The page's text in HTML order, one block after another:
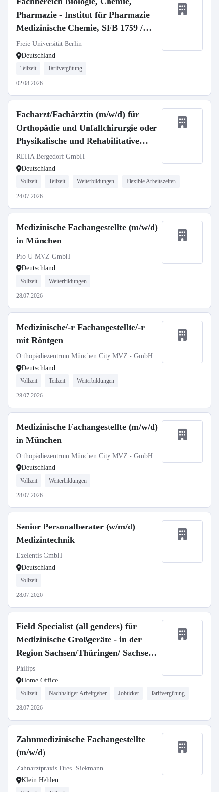
Pharmazie - Institut für Pharmazie
Medizinische Chemie, SFB 1759 /
Medicinal Chemistry, SFB 1759
Freie Universität Berlin
Deutschland
Teilzeit Tarifvergütung
02.08.2026
Facharzt/Fachärztin (m/w/d) für
Orthopädie und Unfallchirurgie oder
Physikalische und Rehabilitative
Medizin
REHA Bergedorf GmbH
Deutschland
Vollzeit Teilzeit Weiterbildungen Flexible Arbeitszeiten
24.07.2026
Medizinische Fachangestellte (m/w/d)
in München
Pro U MVZ GmbH
Deutschland
Vollzeit Weiterbildungen
28.07.2026
Medizinische/-r Fachangestellte/-r
mit Röntgen
Orthopädiezentrum München City MVZ - GmbH
Deutschland
Vollzeit Teilzeit Weiterbildungen
28.07.2026
Medizinische Fachangestellte (m/w/d)
in München
Orthopädiezentrum München City MVZ - GmbH
Deutschland
Vollzeit Weiterbildungen
28.07.2026
Senior Personalberater (w/m/d)
Medizintechnik
Exelentis GmbH
Deutschland
Vollzeit
28.07.2026
Field Specialist (all genders) für
Medizinische Großgeräte - in der
Region Sachsen/Thüringen/ Sachsen-
Anh.
Philips
Home Office
Vollzeit Nachhaltiger Arbeitgeber Jobticket Tarifvergütung
28.07.2026
Zahnmedizinische Fachangestellte
(m/w/d)
Zahnarztpraxis Dres. Siekmann
Klein Hehlen